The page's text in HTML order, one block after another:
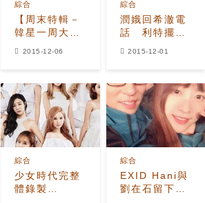
【周末特輯－
韓星一周大事
成功搏版面
綜合
2015-12-06
潤娥回希澈電
話 利特擺第
綜合
2015-12-01
少女時代完整
體錄製
綜合
EXID Hani與
劉在石留下
綜合